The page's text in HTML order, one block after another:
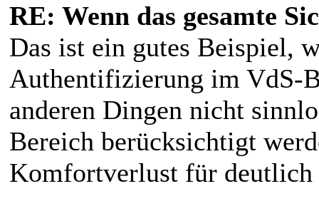
RE: Wenn das gesamte
Das ist ein gutes Beispiel,
Authentifizierung im VdS-
anderen Dingen nicht
Bereich berücksichtigt
Komfortverlust für deutlich